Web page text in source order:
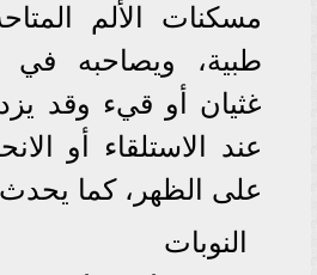
مسكنات الألم
طبية، ويصاحبه في
غثيان أو قيء وقد
عند الاستلقاء أو
على الظهر، كما يحدث
النوبات